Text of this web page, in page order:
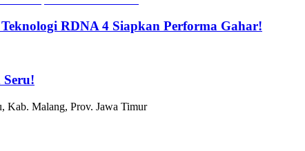
RDNA 4 Siapkan Performa Gahar!
Kab. Malang, Prov. Jawa Timur